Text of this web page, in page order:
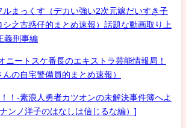
ルまっくす（デカい強い2次元嫁だいすき子
之古惑仔的まとめ速報）話題な動画取り上
義刑事編
ニートスケ番長のエキストラ芸能情報局！
んの自宅警備員的まとめ速報）
！-素浪人勇者カツオンの未解決事件簿へよ
ンノ洋子のはなしは信じるな編）]